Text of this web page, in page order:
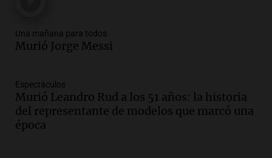
Audio.Ley de Propiedad Privada: el revés
en el Congreso expuso una debilidad
Episodios
Audio.Casabindo se prepara para una
celebración única: 30.000 turistas y el
Una mañana para todos
Murió Jorge Messi
Espectáculos
Murió Leandro Rud a los 51 años: la historia
del representante de modelos que marcó una
época